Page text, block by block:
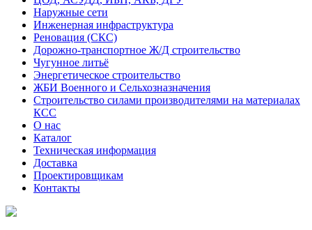
Наружные сети
Инженерная инфраструктура
Реновация (СКС)
Дорожно-транспортное Ж/Д строительство
Чугунное литьё
Энергетическое строительство
ЖБИ Военного и Сельхозназначения
Строительство силами производителями на материалах
КСС
О нас
Каталог
Техническая информация
Доставка
Проектировщикам
Контакты